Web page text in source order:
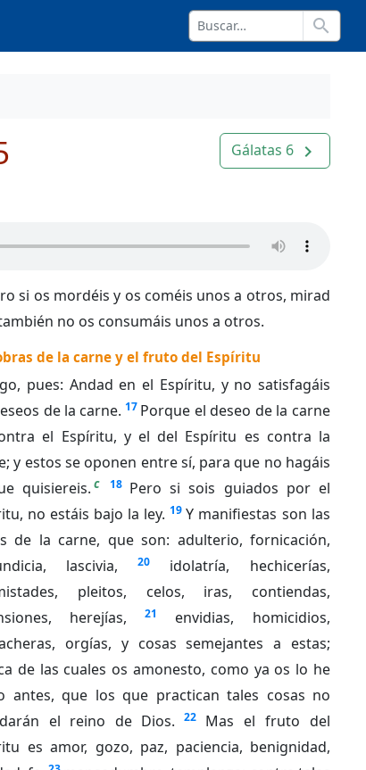
search
Gálatas 6 navigate_next
si os mordéis y os coméis unos a otros, mirad
no os consumáis unos a otros.
de la carne y el fruto del Espíritu
pues: Andad en el Espíritu, y no satisfagáis
de la carne. 17 Porque el deseo de la carne
el Espíritu, y el del Espíritu es contra la
y estos se oponen entre sí, para que no hagáis
quisiereis. c 18 Pero si sois guiados por el
no estáis bajo la ley. 19 Y manifiestas son las
de la carne, que son: adulterio, fornicación,
lascivia,
20
idolatría, hechicerías,
pleitos, celos, iras, contiendas,
herejías,
21
envidias, homicidios,
orgías, y cosas semejantes a estas;
de las cuales os amonesto, como ya os lo he
antes, que los que practican tales cosas no
el reino de Dios.
22
Mas el fruto del
es amor, gozo, paz, paciencia, benignidad,